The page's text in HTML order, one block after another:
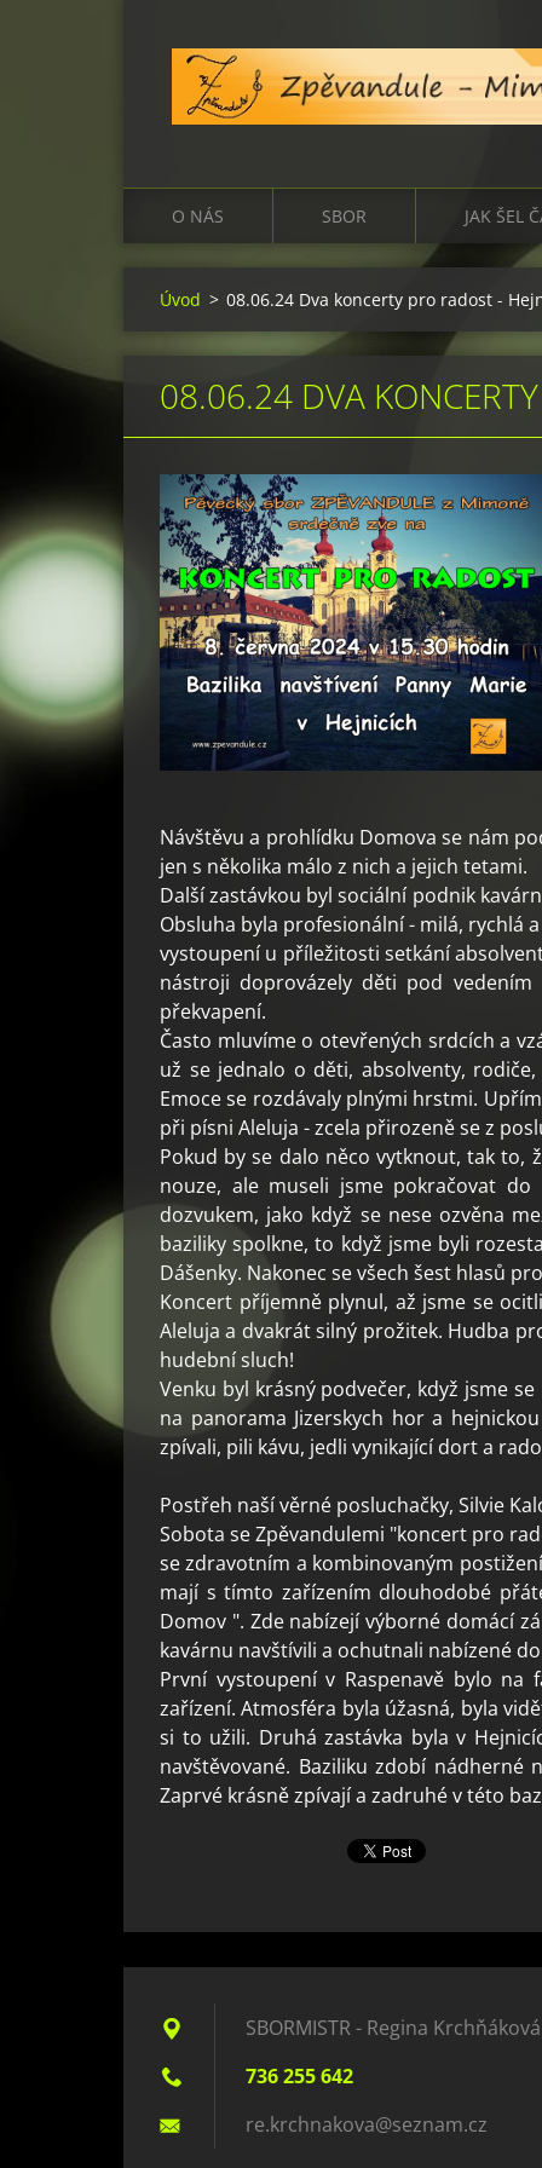
O NÁS SBOR JAK ŠEL
Úvod > 08.06.24 Dva koncerty pro radost -
08.06.24 DVA
Návštěvu a prohlídku Domova se nám
jen s několika málo z nich a jejich tetami.
Další zastávkou byl sociální podnik
Obsluha byla profesionální - milá, rychlá
vystoupení u příležitosti setkání
nástroji doprovázely děti pod
překvapení.
Často mluvíme o otevřených srdcích a
už se jednalo o děti, absolventy,
Emoce se rozdávaly plnými hrstmi.
při písni Aleluja - zcela přirozeně se z
Pokud by se dalo něco vytknout, tak to,
nouze, ale museli jsme pokračovat
dozvukem, jako když se nese ozvěna
baziliky spolkne, to když jsme byli
Dášenky. Nakonec se všech šest hlasů
Koncert příjemně plynul, až jsme se
Aleluja a dvakrát silný prožitek. Hudba
hudební sluch!
Venku byl krásný podvečer, když jsme
na panorama Jizerskych hor a
zpívali, pili kávu, jedli vynikající dort a
Postřeh naší věrné posluchačky, Silvie
Sobota se Zpěvandulemi "koncert pro
se zdravotním a kombinovaným
mají s tímto zařízením dlouhodobé
Domov ". Zde nabízejí výborné domácí
kavárnu navštívili a ochutnali nabízené
První vystoupení v Raspenavě bylo
zařízení. Atmosféra byla úžasná, byla
si to užili. Druhá zastávka byla v
navštěvované. Baziliku zdobí
Zaprvé krásně zpívají a zadruhé v této
SBORMISTR - Regina Krchňáková
736 255 642
re.krchnakova@seznam.cz